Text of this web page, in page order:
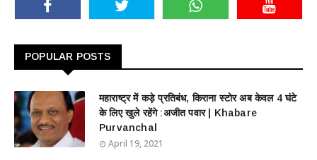
POPULAR POSTS
महाराष्ट्र में कड़े प्रतिबंध, किराना स्टोर अब केवल 4 घंटे
के लिए खुले रहेंगे :अजीत पवार | Khabare
Purvanchal
April 19, 2021